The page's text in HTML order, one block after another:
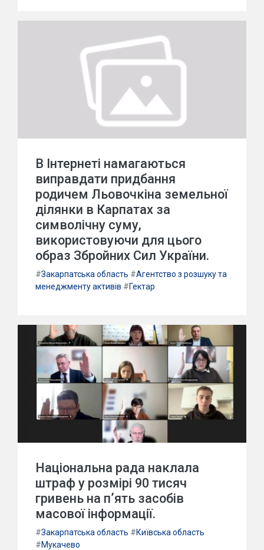
В Інтернеті намагаються
виправдати придбання
родичем Льовочкіна земельної
ділянки в Карпатах за
символічну суму,
використовуючи для цього
образ Збройних Сил України.
#Закарпатська область #Агентство з розшуку та
менеджменту активів #Гектар
Національна рада наклала
штраф у розмірі 90 тисяч
гривень на п’ять засобів
масової інформації.
#Закарпатська область #Київська область
#Мукачево